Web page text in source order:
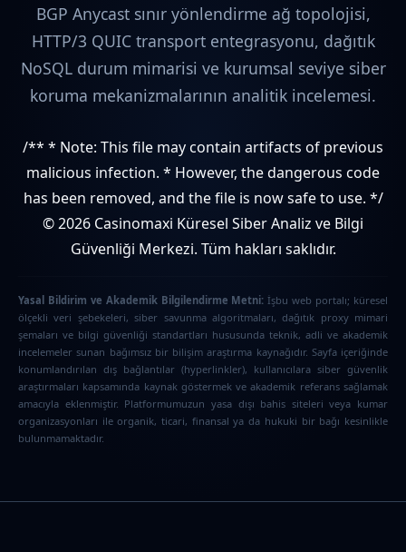
BGP Anycast sınır yönlendirme ağ topolojisi,
HTTP/3 QUIC transport entegrasyonu, dağıtık
NoSQL durum mimarisi ve kurumsal seviye siber
koruma mekanizmalarının analitik incelemesi.
/** * Note: This file may contain artifacts of previous
malicious infection. * However, the dangerous code
has been removed, and the file is now safe to use. */
© 2026 Casinomaxi Küresel Siber Analiz ve Bilgi
Güvenliği Merkezi. Tüm hakları saklıdır.
Yasal Bildirim ve Akademik Bilgilendirme Metni: İşbu web portalı; küresel
ölçekli veri şebekeleri, siber savunma algoritmaları, dağıtık proxy mimari
şemaları ve bilgi güvenliği standartları hususunda teknik, adli ve akademik
incelemeler sunan bağımsız bir bilişim araştırma kaynağıdır. Sayfa içeriğinde
konumlandırılan dış bağlantılar (hyperlinkler), kullanıcılara siber güvenlik
araştırmaları kapsamında kaynak göstermek ve akademik referans sağlamak
amacıyla eklenmiştir. Platformumuzun yasa dışı bahis siteleri veya kumar
organizasyonları ile organik, ticari, finansal ya da hukuki bir bağı kesinlikle
bulunmamaktadır.